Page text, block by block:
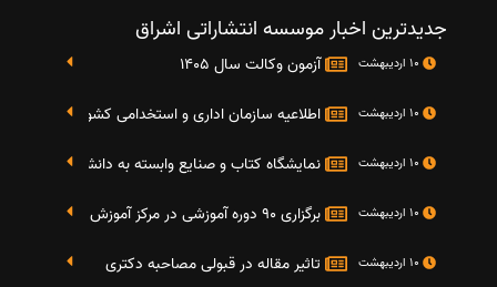
جدیدترین اخبار موسسه انتشاراتی اشراق
آزمون وکالت سال 1405
اطلاعیه سازمان اداری و استخدامی کشور در خصوص
نمایشگاه کتاب و صنایع وابسته به دانشگاه صنعتی شریف 4 الی 8 مهر
برگزاری 90 دوره آموزشی در مرکز آموزش فرهنگی دانشگاه علامه
تاثیر مقاله در قبولی مصاحبه دکتری